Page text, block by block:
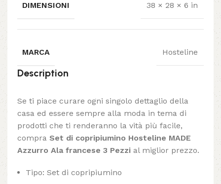
DIMENSIONI 38 × 28 × 6 in
MARCA Hosteline
Description
Se ti piace curare ogni singolo dettaglio della
casa ed essere sempre alla moda in tema di
prodotti che ti renderanno la vità più facile,
compra Set di copripiumino Hosteline MADE
Azzurro Ala francese 3 Pezzi al miglior prezzo.
Tipo: Set di copripiumino